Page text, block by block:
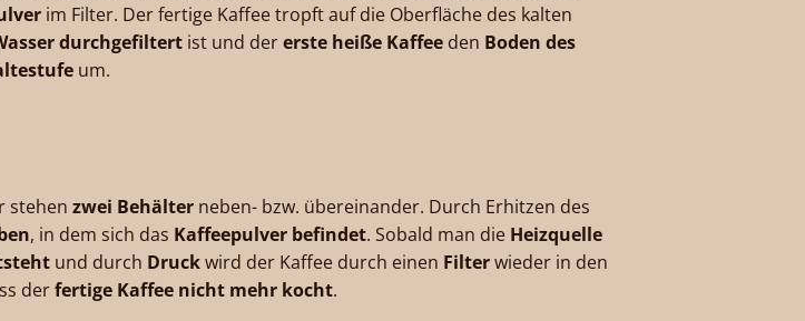
im Filter. Der fertige Kaffee tropft auf die Oberfläche des kalten
durchgefiltert ist und dererste heiße Kaffee den Boden des
um.
stehen zwei Behälter neben- bzw. übereinander. Durch Erhitzen des
, in dem sich das Kaffeepulver befindet. Sobald man die Heizquelle
und durch Druckwird der Kaffee durch einen Filterwieder in den
derfertige Kaffee nicht mehr kocht.